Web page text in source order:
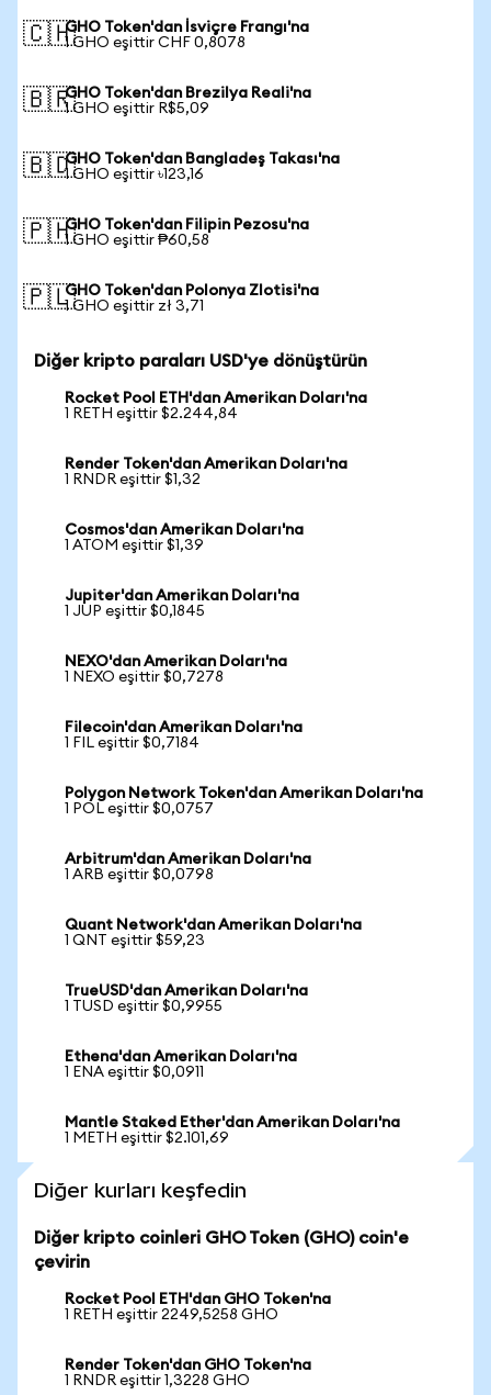
🇨🇭GHO Token'dan İsviçre Frangı'na
1 GHO eşittir CHF 0,8078
🇧🇷GHO Token'dan Brezilya Reali'na
1 GHO eşittir R$5,09
🇧🇩GHO Token'dan Bangladeş Takası'na
1 GHO eşittir ৳123,16
🇵🇭GHO Token'dan Filipin Pezosu'na
1 GHO eşittir ₱60,58
🇵🇱GHO Token'dan Polonya Zlotisi'na
1 GHO eşittir zł 3,71
Diğer kripto paraları USD'ye dönüştürün
Rocket Pool ETH'dan Amerikan Doları'na
1 RETH eşittir $2.244,84
Render Token'dan Amerikan Doları'na
1 RNDR eşittir $1,32
Cosmos'dan Amerikan Doları'na
1 ATOM eşittir $1,39
Jupiter'dan Amerikan Doları'na
1 JUP eşittir $0,1845
NEXO'dan Amerikan Doları'na
1 NEXO eşittir $0,7278
Filecoin'dan Amerikan Doları'na
1 FIL eşittir $0,7184
Polygon Network Token'dan Amerikan Doları'na
1 POL eşittir $0,0757
Arbitrum'dan Amerikan Doları'na
1 ARB eşittir $0,0798
Quant Network'dan Amerikan Doları'na
1 QNT eşittir $59,23
TrueUSD'dan Amerikan Doları'na
1 TUSD eşittir $0,9955
Ethena'dan Amerikan Doları'na
1 ENA eşittir $0,0911
Mantle Staked Ether'dan Amerikan Doları'na
1 METH eşittir $2.101,69
Diğer kurları keşfedin
Diğer kripto coinleri GHO Token (GHO) coin'e
çevirin
Rocket Pool ETH'dan GHO Token'na
1 RETH eşittir 2249,5258 GHO
Render Token'dan GHO Token'na
1 RNDR eşittir 1,3228 GHO